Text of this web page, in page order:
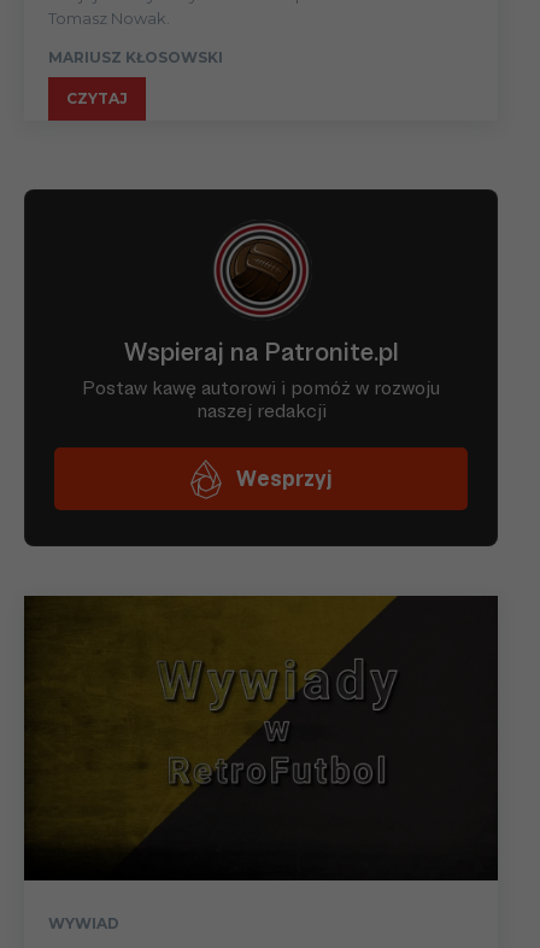
Tomasz Nowak.
MARIUSZ KŁOSOWSKI
CZYTAJ
WYWIAD